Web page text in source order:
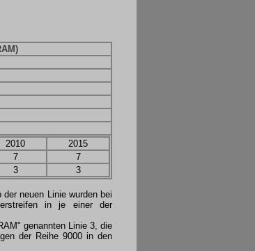
2010
2015
7
7
3 3
neuen Linie wurden bei
in je einer der
genannten Linie 3, die
der Reihe 9000 in den